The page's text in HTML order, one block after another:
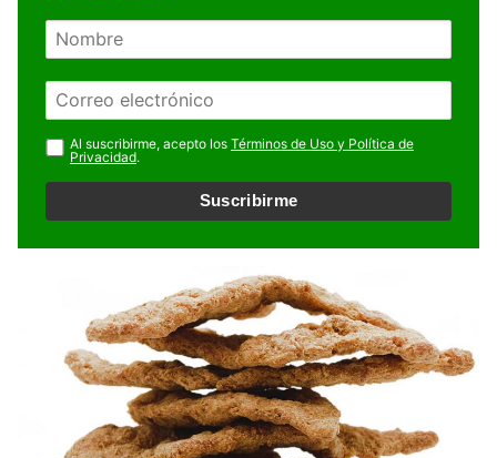
N
r
e
E
m
a
i
l
Al suscribirme, acepto los Términos de Uso y Política de
Privacidad.
Suscribirme